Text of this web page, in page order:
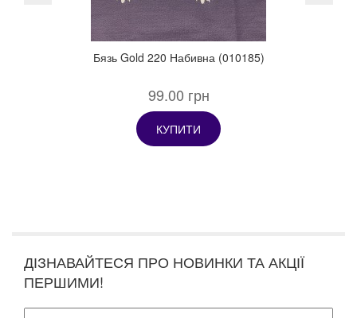
Бязь Gold 220 Набивна (010185)
99.00 грн
КУПИТИ
ДІЗНАВАЙТЕСЯ ПРО НОВИНКИ ТА АКЦІЇ
ПЕРШИМИ!